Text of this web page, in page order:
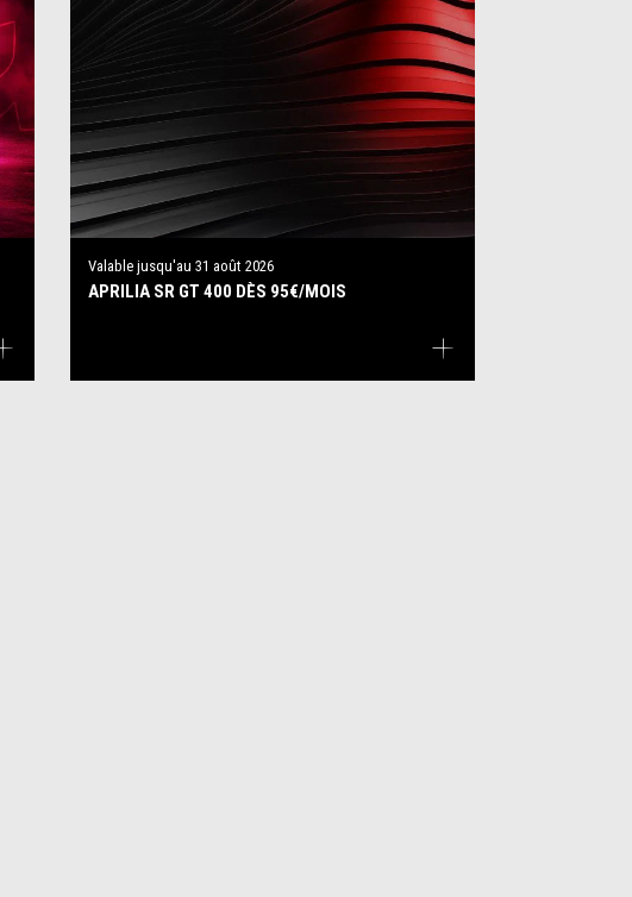
Valable jusqu'au 31 août 2026
APRILIA SR GT 400 DÈS 95€/MOIS